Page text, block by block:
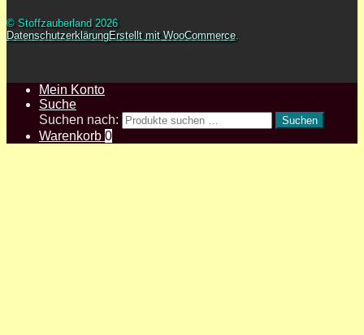
© Stoffzauberland 2026
DatenschutzerklärungErstellt mit WooCommerce.
Mein Konto
Suche
Suchen nach:
Suchen
Warenkorb 0